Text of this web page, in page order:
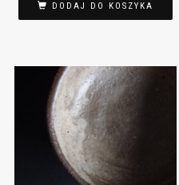
DODAJ DO KOSZYKA